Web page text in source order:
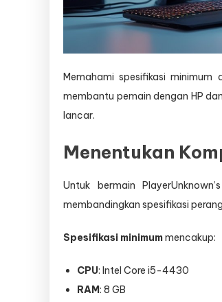
Memahami spesifikasi
membantu pemain dengan HP
lancar.
Menentukan
Untuk bermain
membandingkan spesifikasi
Spesifikasi minimummencakup:
CPU: Intel Core i5-4430
RAM: 8 GB